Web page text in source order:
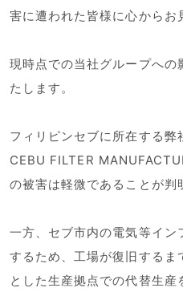
害に遭われた皆様に心からお
現時点での当社グループへの
たします。
フィリピンセブに所在する
CEBU FILTER
の被害は軽微であることが判
一方、セブ市内の電気等イン
するため、工場が復旧するま
とした生産拠点での代替生産